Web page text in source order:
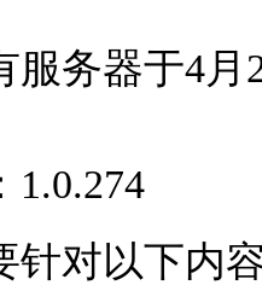
务器于4月
对以下内